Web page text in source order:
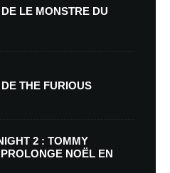
LE MONSTRE DU
THE FURIOUS
2 : TOMMY
NOËL EN